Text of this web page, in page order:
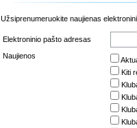
Užsiprenumeruokite naujienas
Elektroninio pašto adresas
Naujienos
Kiti